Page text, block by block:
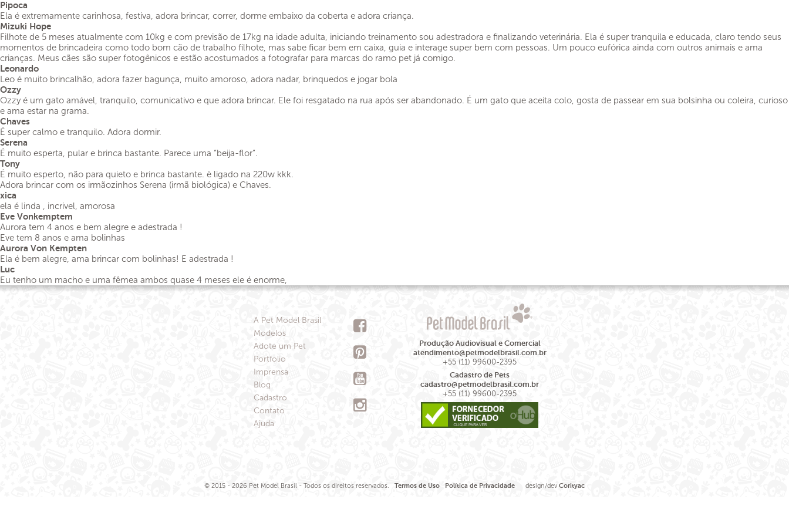
Pipoca
Ela é extremamente carinhosa, festiva, adora brincar, correr, dorme embaixo da coberta e adora criança.
Mizuki Hope
Filhote de 5 meses atualmente com 10kg e com previsão de 17kg na idade adulta, iniciando treinamento sou adestradora e finalizando veterinária. Ela é super tranquila e educada, claro tendo seus
momentos de brincadeira como todo bom cão de trabalho filhote, mas sabe ficar bem em caixa, guia e interage super bem com pessoas. Um pouco eufórica ainda com outros animais e ama
crianças. Meus cães são super fotogênicos e estão acostumados a fotografar para marcas do ramo pet já comigo.
Leonardo
Leo é muito brincalhão, adora fazer bagunça, muito amoroso, adora nadar, brinquedos e jogar bola
Ozzy
Ozzy é um gato amável, tranquilo, comunicativo e que adora brincar. Ele foi resgatado na rua após ser abandonado. É um gato que aceita colo, gosta de passear em sua bolsinha ou coleira, curioso
e ama estar na grama.
Chaves
É super calmo e tranquilo. Adora dormir.
Serena
É muito esperta, pular e brinca bastante. Parece uma “beija-flor”.
Tony
É muito esperto, não para quieto e brinca bastante. è ligado na 220w kkk.
Adora brincar com os irmãozinhos Serena (irmã biológica) e Chaves.
xica
ela é linda , incrivel, amorosa
Eve Vonkemptem
Aurora tem 4 anos e bem alegre e adestrada !
Eve tem 8 anos e ama bolinhas
Aurora Von Kempten
Ela é bem alegre, ama brincar com bolinhas! E adestrada !
Luc
Eu tenho um macho e uma fêmea ambos quase 4 meses ele é enorme,
A Pet Model Brasil
Modelos
Adote um Pet
Portfolio
Imprensa
Blog
Cadastro
Contato
Ajuda
Produção Audiovisual e Comercial
atendimento@petmodelbrasil.com.br
+55 (11) 99600-2395
Cadastro de Pets
cadastro@petmodelbrasil.com.br
+55 (11) 99600-2395
© 2015 - 2026 Pet Model Brasil - Todos os direitos reservados. Termos de Uso Política de Privacidade design/dev Corityac